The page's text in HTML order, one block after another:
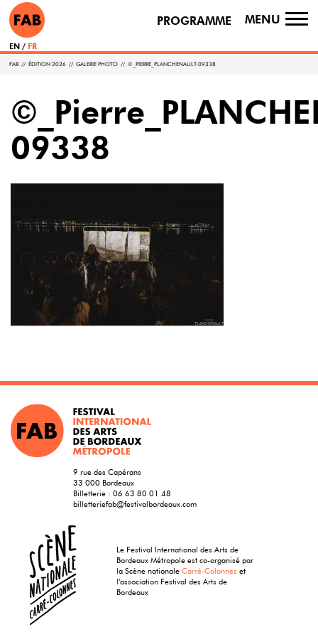
PROGRAMME MENU
EN FR
FAB // ÉDITION 2026 // GALERIE PHOTO // ©_PIERRE_PLANCHENAULT-09338
09338
9 rue des Capérans
33 000 Bordeaux
Billetterie : 06 63 80 01 48
billetteriefab@festivalbordeaux.com
Le Festival International des Arts de
Bordeaux Métropole est co-organisé par
la Scène nationaleCarré-Colonnes et
l’association Festival des Arts de
Bordeaux